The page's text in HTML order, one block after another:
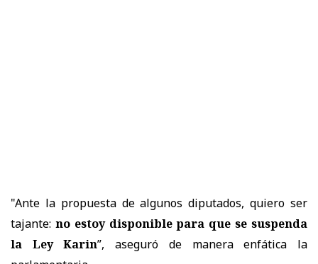
"Ante la propuesta de algunos diputados, quiero ser
tajante: no estoy disponible para que se suspenda
la Ley Karin”, aseguró de manera enfática la